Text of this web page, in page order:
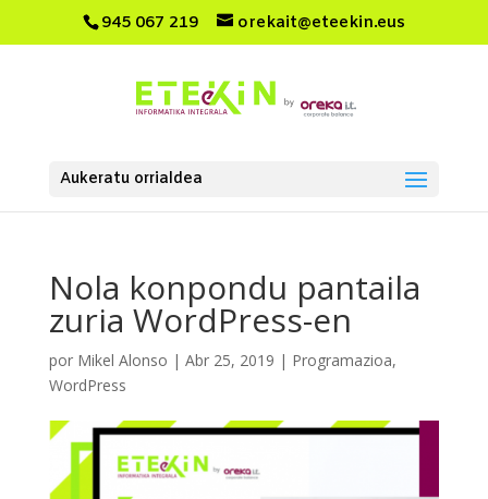
945 067 219 orekait@eteekin.eus
Aukeratu orrialdea
Nola konpondu pantaila
zuria WordPress-en
por Mikel Alonso | Abr 25, 2019 | Programazioa,
WordPress